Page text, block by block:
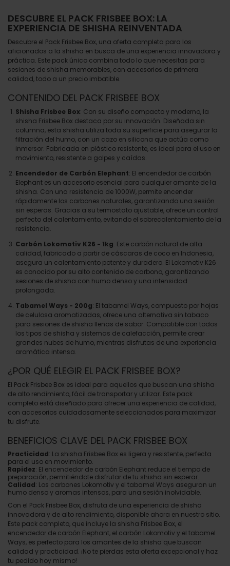
DESCUBRE EL PACK FRISBEE BOX: LA
EXPERIENCIA DE SHISHA REINVENTADA
Descubre el Pack Frisbee Box, una oferta completa para los
aficionados a la shisha en busca de una experiencia innovadora y
práctica. Este pack único combina todo lo que necesitas para
sesiones de shisha memorables, con accesorios de primera
calidad, todo a un precio imbatible.
CONTENIDO DEL PACK FRISBEE BOX
Shisha Frisbee Box: Con su diseño compacto y moderno, la
shisha Frisbee Box destaca por su innovación. Diseñada sin
columna, esta shisha utiliza toda su superficie para asegurar la
filtración del humo, con un cazo en silicona que actúa como
inmersor. Fabricada en plástico resistente, es ideal para el uso en
movimiento, resistente a golpes y caídas.
Encendedor de Carbón Elephant: El encendedor de carbón
Elephant es un accesorio esencial para cualquier amante de la
shisha. Con una resistencia de 1000W, permite encender
rápidamente los carbones naturales, garantizando una sesión
sin esperas. Gracias a su termostato ajustable, ofrece un control
perfecto del calentamiento, evitando el sobrecalentamiento de la
resistencia.
Carbón Lokomotiv K26 - 1kg: Este carbón natural de alta
calidad, fabricado a partir de cáscaras de coco en Indonesia,
asegura un calentamiento potente y duradero. El Lokomotiv K26
es conocido por su alto contenido de carbono, garantizando
sesiones de shisha con humo denso y una intensidad
prolongada.
Tabamel Ways - 200g: El tabamel Ways, compuesto por hojas
de celulosa aromatizadas, ofrece una alternativa sin tabaco
para sesiones de shisha llenas de sabor. Compatible con todos
los tipos de shisha y sistemas de calefacción, permite crear
grandes nubes de humo, mientras disfrutas de una experiencia
aromática intensa.
¿POR QUÉ ELEGIR EL PACK FRISBEE BOX?
El Pack Frisbee Box es ideal para aquellos que buscan una shisha
de alto rendimiento, fácil de transportar y utilizar. Este pack
completo está diseñado para ofrecer una experiencia de calidad,
con accesorios cuidadosamente seleccionados para maximizar
tu disfrute.
BENEFICIOS CLAVE DEL PACK FRISBEE BOX
Practicidad: La shisha Frisbee Box es ligera y resistente, perfecta
para el uso en movimiento.
Rapidez: El encendedor de carbón Elephant reduce el tiempo de
preparación, permitiéndote disfrutar de tu shisha sin esperar.
Calidad: Los carbones Lokomotiv y el tabamel Ways aseguran un
humo denso y aromas intensos, para una sesión inolvidable.
Con el Pack Frisbee Box, disfruta de una experiencia de shisha
innovadora y de alto rendimiento, disponible ahora en nuestro sitio.
Este pack completo, que incluye la shisha Frisbee Box, el
encendedor de carbón Elephant, el carbón Lokomotiv y el tabamel
Ways, es perfecto para los amantes de la shisha que buscan
calidad y practicidad. ¡No te pierdas esta oferta excepcional y haz
tu pedido hoy mismo!